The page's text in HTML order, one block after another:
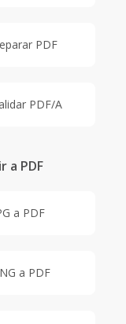
PDF
PDF/A
a PDF
a PDF
a PDF